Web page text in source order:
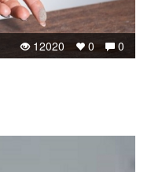
0
0
12020